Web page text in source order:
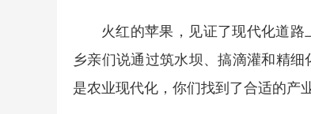
火红的苹果，见证了现代化道
乡亲们说通过筑水坝、搞滴灌和精细
是农业现代化，你们找到了合适的产